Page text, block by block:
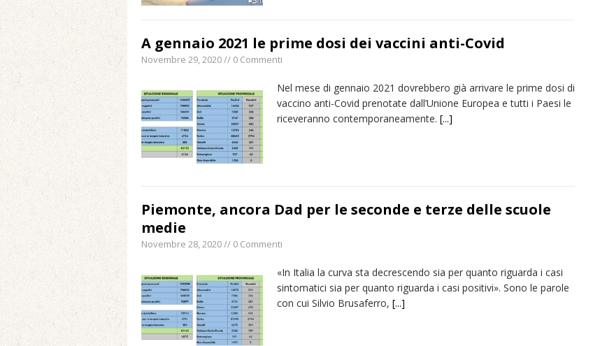
A gennaio 2021 le prime dosi dei vaccini anti-Covid
Novembre 29, 2020 // 0 Commenti
Nel mese di gennaio 2021 dovrebbero già arrivare le prime dosi di
vaccino anti-Covid prenotate dall’Unione Europea e tutti i Paesi le
riceveranno contemporaneamente. [...]
Piemonte, ancora Dad per le seconde e terze delle scuole
medie
Novembre 28, 2020 // 0 Commenti
«In Italia la curva sta decrescendo sia per quanto riguarda i casi
sintomatici sia per quanto riguarda i casi positivi». Sono le parole
con cui Silvio Brusaferro, [...]